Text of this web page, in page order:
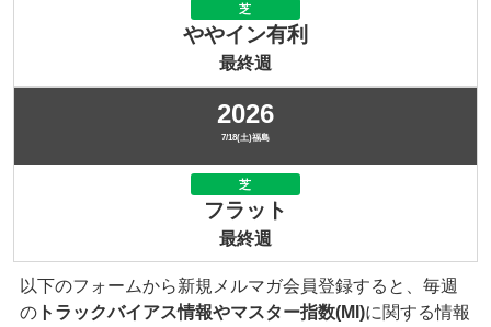
芝
ややイン有利
最終週
2026
7/18(土)福島
芝
フラット
最終週
以下のフォームから新規メルマガ会員登録すると、毎週
の トラックバイアス情報やマスター指数(MI)に関する情報